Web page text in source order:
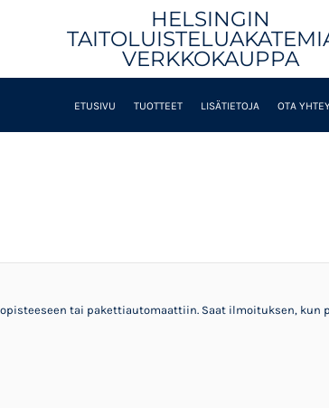
HELSINGIN
VERKKOKAUPPA
ETUSIVU TUOTTEET LISÄTIETOJA OTA
tai pakettiautomaattiin. Saat ilmoituksen, kun